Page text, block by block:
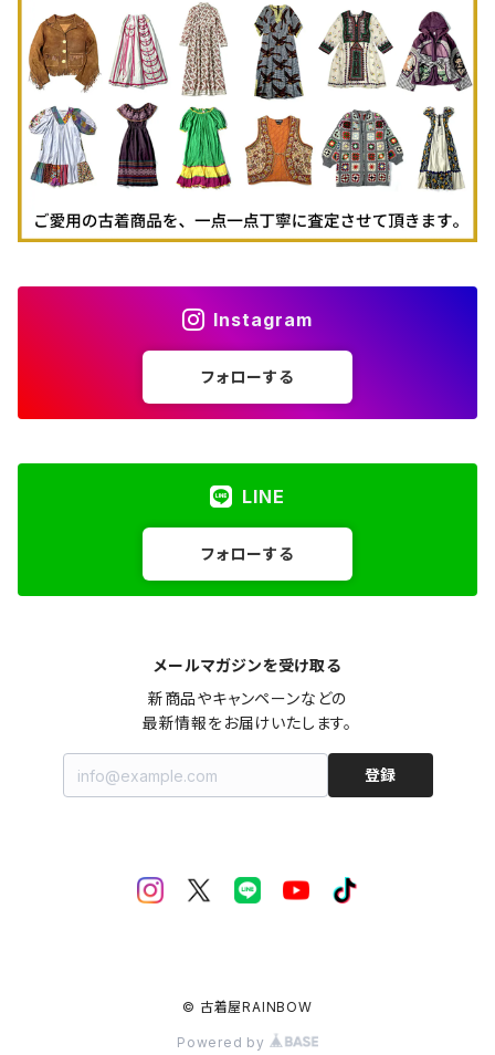
古着パーカー
古着タンクトップ
Instagram
フォローする
LINE
フォローする
メールマガジンを受け取る
新商品やキャンペーンなどの
最新情報をお届けいたします。
登録
© 古着屋RAINBOW
Powered by